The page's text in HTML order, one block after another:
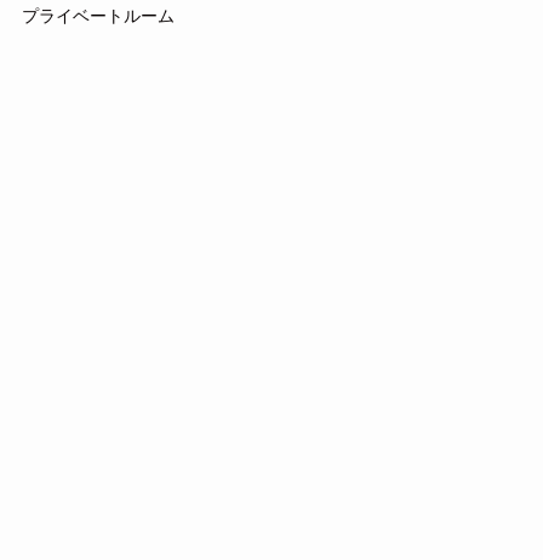
プライベートルーム